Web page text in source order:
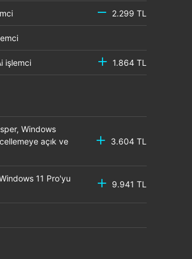
2.299 TL
işlemci 1.864 TL
Windows
açık ve
3.604 TL
11 Pro'yu
9.941 TL